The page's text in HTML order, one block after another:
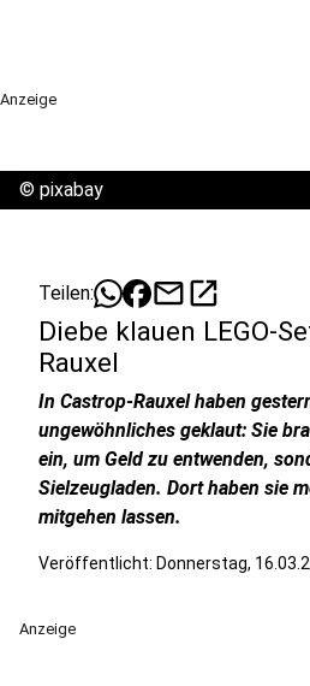
Anzeige
© pixabay
Teilen: mailopen_in_new
Diebe klauen LEGO-
Rauxel
In Castrop-Rauxel haben
ungewöhnliches geklaut: Sie
ein, um Geld zu entwenden,
Sielzeugladen. Dort haben sie
mitgehen lassen.
Veröffentlicht: Donnerstag,
Anzeige